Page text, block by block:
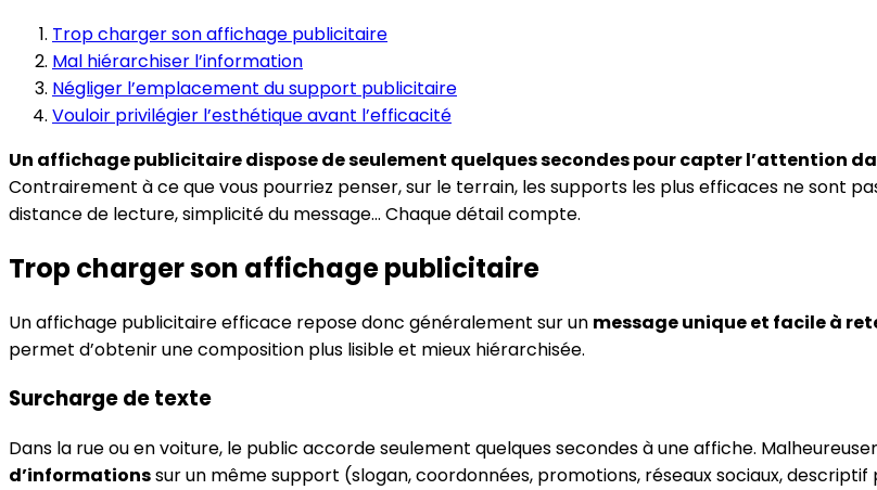
Trop charger son affichage publicitaire
Mal hiérarchiser l’information
Négliger l’emplacement du support publicitaire
Vouloir privilégier l’esthétique avant l’efficacité
Un affichage publicitaire dispose de seulement quelques secondes pour capter l’attention
Contrairement à ce que vous pourriez penser, sur le terrain, les supports les plus efficaces ne sont
distance de lecture, simplicité du message… Chaque détail compte.
Trop charger son affichage publicitaire
Un affichage publicitaire efficace repose donc généralement sur un message unique et facile à
permet d’obtenir une composition plus lisible et mieux hiérarchisée.
Surcharge de texte
Dans la rue ou en voiture, le public accorde seulement quelques secondes à une affiche.
d’informationssur un même support (slogan, coordonnées, promotions, réseaux sociaux,